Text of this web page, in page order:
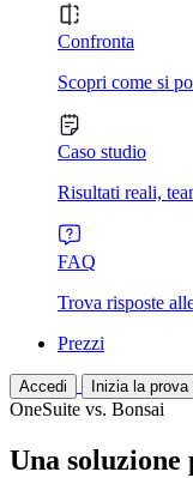
Confronta
Scopri come si
Caso studio
Risultati reali,
FAQ
Trova risposte
Prezzi
Accedi Inizia la
OneSuite vs. Bonsai
Una soluzione